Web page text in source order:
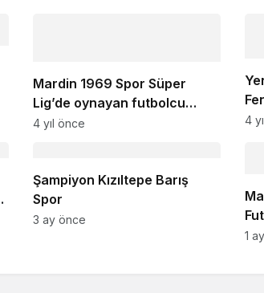
Mardin 1969 Spor Süper
Lig’de oynayan futbolcu
transfer etti
4 yıl önce 4
Şampiyon Kızıltepe Barış
Spor
3 ay önce
1